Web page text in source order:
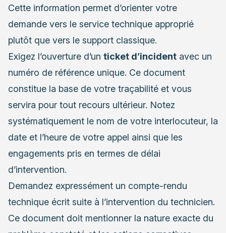
Cette information permet d’orienter votre
demande vers le service technique approprié
plutôt que vers le support classique.
Exigez l’ouverture d’un ticket d’incident avec un
numéro de référence unique. Ce document
constitue la base de votre traçabilité et vous
servira pour tout recours ultérieur. Notez
systématiquement le nom de votre interlocuteur, la
date et l’heure de votre appel ainsi que les
engagements pris en termes de délai
d’intervention.
Demandez expressément un compte-rendu
technique écrit suite à l’intervention du technicien.
Ce document doit mentionner la nature exacte du